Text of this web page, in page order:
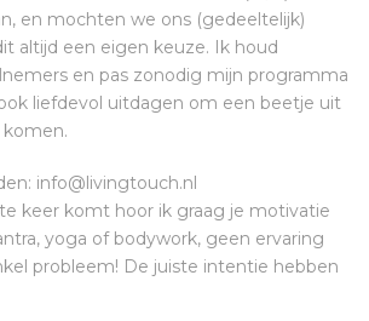
en mochten we ons (gedeeltelijk)
altijd een eigen keuze. Ik houd
en pas zonodig mijn programma
liefdevol uitdagen om een beetje uit
info@livingtouch.nl
keer komt hoor ik graag je motivatie
yoga of bodywork, geen ervaring
probleem! De juiste intentie hebben